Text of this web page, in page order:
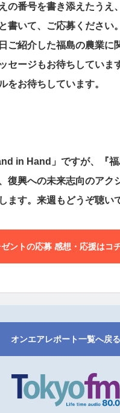
の番号を書き添えたうえ
書いて、ご応募ください
ご紹介した福島の農業に
セージもお待ちしていま
をお待ちしています。
in Hand」ですが、『
復興への未来志向のアク
ます。来週もどうぞ聴い
ントの応募 感想・応援はコ
オンエアレポート一覧へ戻る